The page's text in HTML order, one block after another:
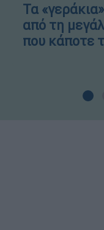
Τα
από τη
που κάποτε